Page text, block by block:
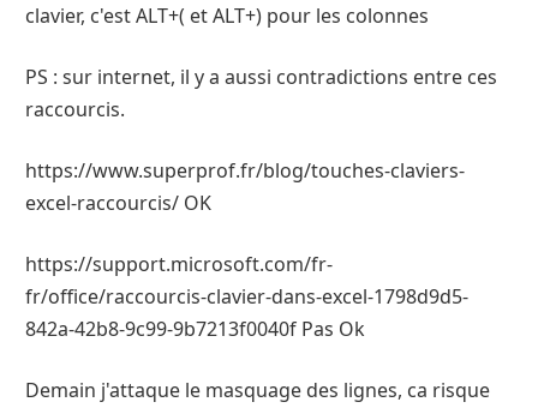
clavier, c'est ALT+( et ALT+) pour les colonnes
PS : sur internet, il y a aussi contradictions entre ces
raccourcis.
https://www.superprof.fr/blog/touches-claviers-
excel-raccourcis/ OK
https://support.microsoft.com/fr-
fr/office/raccourcis-clavier-dans-excel-1798d9d5-
842a-42b8-9c99-9b7213f0040f Pas Ok
Demain j'attaque le masquage des lignes, ca risque